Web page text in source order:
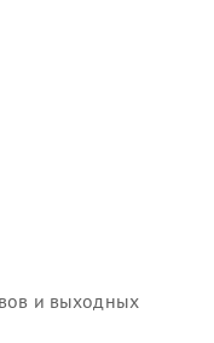
и выходных